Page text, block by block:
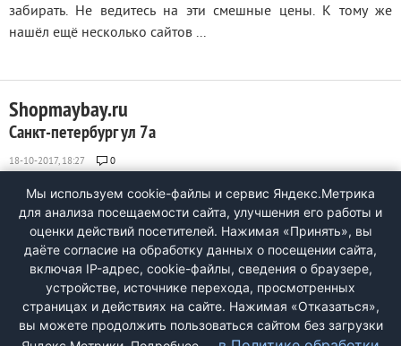
забирать. Не ведитесь на эти смешные цены. К тому же
нашёл ещё несколько сайтов ...
Shopmaybay.ru
Санкт-петербург ул 7а
0
не тот цвет и +ето они отправили не испавний телефон ..фиг
поймэош што ето... меня нужен что они вернули меня
денги... ...
< 1 2 >
Мы используем cookie-файлы и сервис Яндекс.Метрика
для анализа посещаемости сайта, улучшения его работы и
оценки действий посетителей. Нажимая «Принять», вы
даёте согласие на обработку данных о посещении сайта,
включая IP-адрес, cookie-файлы, сведения о браузере,
устройстве, источнике перехода, просмотренных
страницах и действиях на сайте. Нажимая «Отказаться»,
вы можете продолжить пользоваться сайтом без загрузки